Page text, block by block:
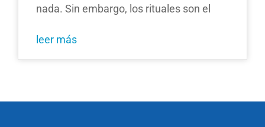
nada. Sin embargo, los rituales son el
leer más